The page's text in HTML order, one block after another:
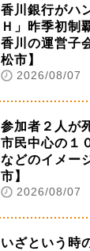
香川銀行がハ
Ｈ」昨季初制
香川の運営子
松市】
2026/08/07
参加者２人が
市民中心の１
などのイメー
市】
2026/08/07
いざという時